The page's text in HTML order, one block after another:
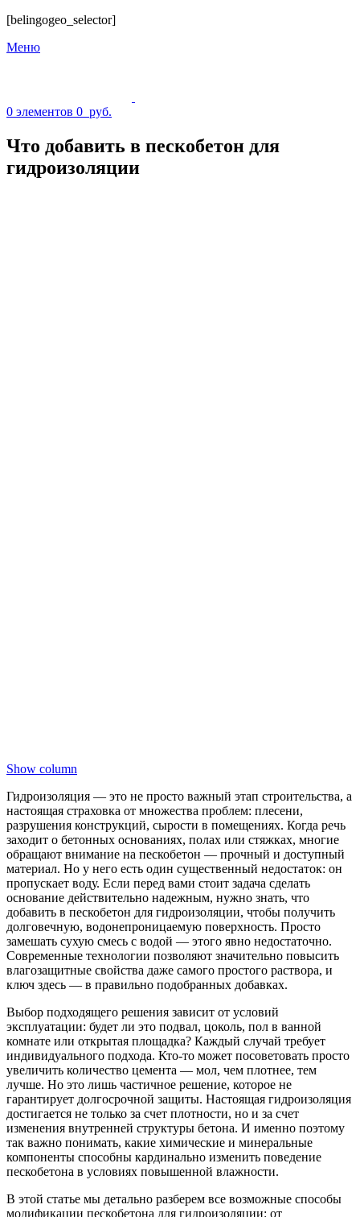
[belingogeo_selector]
Меню
0 элементов 0 руб.
Что добавить в пескобетон для
гидроизоляции
Show column
Гидроизоляция — это не просто важный этап строительства, а
настоящая страховка от множества проблем: плесени,
разрушения конструкций, сырости в помещениях. Когда речь
заходит о бетонных основаниях, полах или стяжках, многие
обращают внимание на пескобетон — прочный и доступный
материал. Но у него есть один существенный недостаток: он
пропускает воду. Если перед вами стоит задача сделать
основание действительно надежным, нужно знать, что
добавить в пескобетон для гидроизоляции, чтобы получить
долговечную, водонепроницаемую поверхность. Просто
замешать сухую смесь с водой — этого явно недостаточно.
Современные технологии позволяют значительно повысить
влагозащитные свойства даже самого простого раствора, и
ключ здесь — в правильно подобранных добавках.
Выбор подходящего решения зависит от условий
эксплуатации: будет ли это подвал, цоколь, пол в ванной
комнате или открытая площадка? Каждый случай требует
индивидуального подхода. Кто-то может посоветовать просто
увеличить количество цемента — мол, чем плотнее, тем
лучше. Но это лишь частичное решение, которое не
гарантирует долгосрочной защиты. Настоящая гидроизоляция
достигается не только за счет плотности, но и за счет
изменения внутренней структуры бетона. И именно поэтому
так важно понимать, какие химические и минеральные
компоненты способны кардинально изменить поведение
пескобетона в условиях повышенной влажности.
В этой статье мы детально разберем все возможные способы
модификации пескобетона для гидроизоляции: от